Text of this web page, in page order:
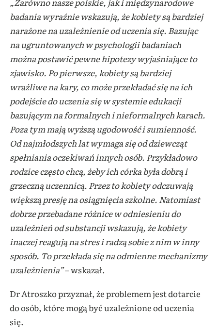
badania wyraźnie wskazują, że kobiety są bardziej
narażone na uzależnienie od uczenia się. Bazując
na ugruntowanych w psychologii badaniach
można postawić pewne hipotezy wyjaśniające to
zjawisko. Po pierwsze, kobiety są bardziej
wrażliwe na kary, co może przekładać się na ich
podejście do uczenia się w systemie edukacji
bazującym na formalnych i nieformalnych karach.
Poza tym mają wyższą ugodowość i sumienność.
Od najmłodszych lat wymaga się od dziewcząt
spełniania oczekiwań innych osób. Przykładowo
rodzice często chcą, żeby ich córka była dobrą i
grzeczną uczennicą. Przez to kobiety odczuwają
większą presję na osiągnięcia szkolne. Natomiast
dobrze przebadane różnice w odniesieniu do
uzależnień od substancji wskazują, że kobiety
inaczej reagują na stres i radzą sobie z nim w inny
sposób. To przekłada się na odmienne mechanizmy
uzależnienia”– wskazał.
Dr Atroszko przyznał, że problemem jest dotarcie
do osób, które mogą być uzależnione od uczenia
się.